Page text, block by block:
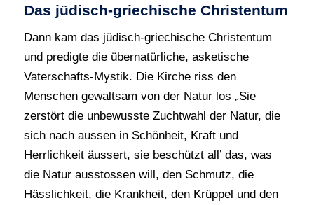
Das jüdisch-griechische Christentum
Dann kam das jüdisch-griechische Christentum
und predigte die übernatürliche, asketische
Vaterschafts-Mystik. Die Kirche riss den
Menschen gewaltsam von der Natur los „Sie
zerstört die unbewusste Zuchtwahl der Natur, die
sich nach aussen in Schönheit, Kraft und
Herrlichkeit äussert, sie beschützt all’ das, was
die Natur ausstossen will, den Schmutz, die
Hässlichkeit, die Krankheit, den Krüppel und den